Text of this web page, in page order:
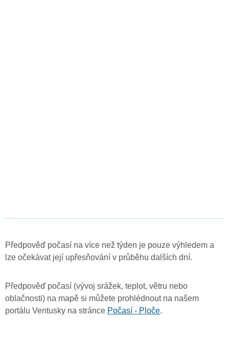
Předpověď počasí na více než týden je pouze výhledem a
lze očekávat její upřesňování v průběhu dalších dní.
Předpověď počasí (vývoj srážek, teplot, větru nebo
oblačnosti) na mapě si můžete prohlédnout na našem
portálu Ventusky na stránce Počasí - Ploče.